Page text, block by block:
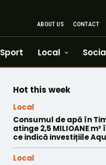
ABOUT US CONTACT
Sport Local
Hot this week
Local
Consumul de apă în
atinge 2,5 MILIOANE m³
ce indică investițiile
Local